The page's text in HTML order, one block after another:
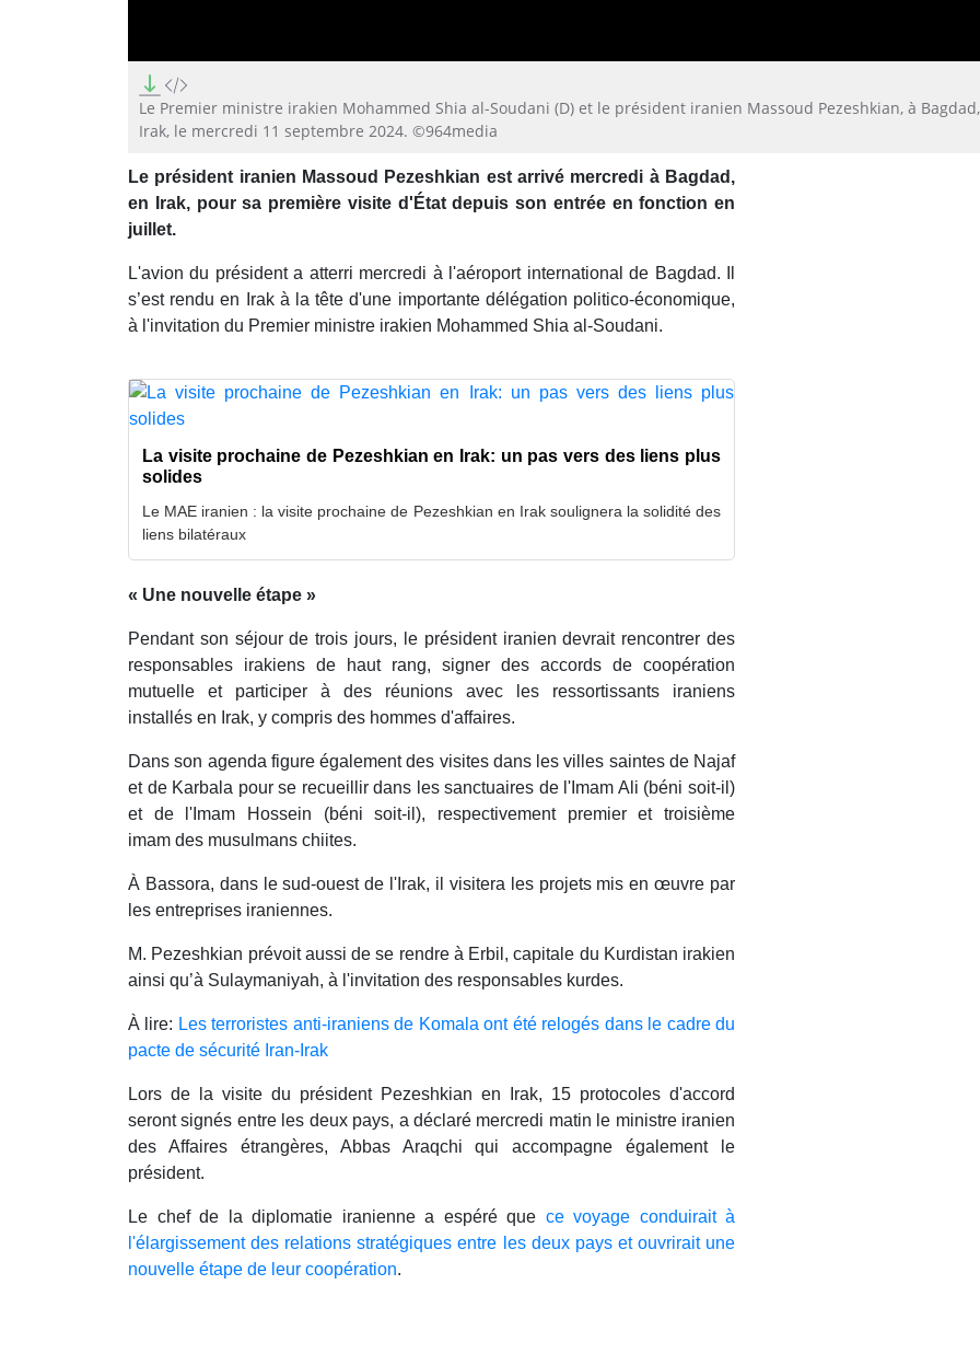
seconds
of
seconds Volume
Le Premier ministre irakien Mohammed Shia al-Soudani (D) et le président iranien Massoud Pezeshkian, à
Irak, le mercredi 11 septembre 2024. ©964media
Le président iranien Massoud Pezeshkian est arrivé mercredi à Bagdad,
en Irak, pour sa première visite d'État depuis son entrée en fonction en
juillet.
L'avion du président a atterri mercredi à l'aéroport international de Bagdad. Il
s’est rendu en Irak à la tête d'une importante délégation politico-économique,
à l'invitation du Premier ministre irakien Mohammed Shia al-Soudani.
La visite prochaine de Pezeshkian en Irak: un pas vers des liens plus
solides
Le MAE iranien : la visite prochaine de Pezeshkian en Irak soulignera la solidité des
liens bilatéraux
« Une nouvelle étape »
Pendant son séjour de trois jours, le président iranien devrait rencontrer des
responsables irakiens de haut rang, signer des accords de coopération
mutuelle et participer à des réunions avec les ressortissants iraniens
installés en Irak, y compris des hommes d'affaires.
Dans son agenda figure également des visites dans les villes saintes de Najaf
et de Karbala pour se recueillir dans les sanctuaires de l'Imam Ali (béni soit-il)
et de l'Imam Hossein (béni soit-il), respectivement premier et troisième
imam des musulmans chiites.
À Bassora, dans le sud-ouest de l'Irak, il visitera les projets mis en œuvre par
les entreprises iraniennes.
M. Pezeshkian prévoit aussi de se rendre à Erbil, capitale du Kurdistan irakien
ainsi qu’à Sulaymaniyah, à l'invitation des responsables kurdes.
À lire: Les terroristes anti-iraniens de Komala ont été relogés dans le cadre du
pacte de sécurité Iran-Irak
Lors de la visite du président Pezeshkian en Irak, 15 protocoles d'accord
seront signés entre les deux pays, a déclaré mercredi matin le ministre iranien
des Affaires étrangères, Abbas Araqchi qui accompagne également le
président.
Le chef de la diplomatie iranienne a espéré que ce voyage conduirait à
l'élargissement des relations stratégiques entre les deux pays et ouvrirait une
nouvelle étape de leur coopération.